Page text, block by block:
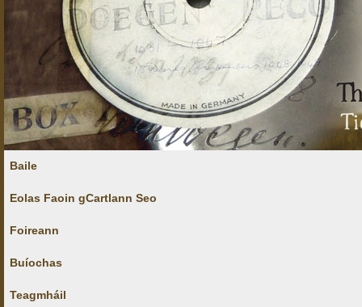
Baile
Eolas Faoin gCartlann Seo
Foireann
Buíochas
Teagmháil